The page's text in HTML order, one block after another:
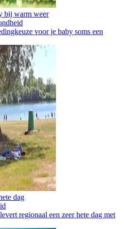
bij warm weer
voor je baby soms een
dag
regionaal een zeer hete dag met